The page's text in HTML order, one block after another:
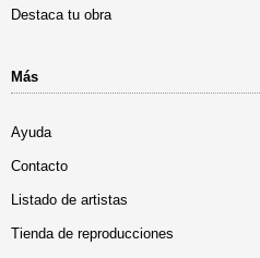
Destaca tu obra
Más
Ayuda
Contacto
Listado de artistas
Tienda de reproducciones